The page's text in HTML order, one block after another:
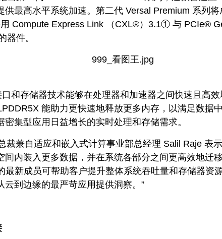
供最高水平系统加速。第二代 Versal Premium 系列将
Compute Express Link （CXL®）3.1① 与 PCIe®
器件。
和存储器技术能够在处理器和加速器之间快速且高
能助力更快速地释放更多内存，以满足数据
密集型应用日益增长的实时处理和存储需求。
裁兼自适应和嵌入式计算事业部总经理 Salil Raje 表
间内装入更多数据，并在系统各部分之间更高效地迁
最新成员可帮助客户提升整体系统吞吐量和存储器资
云到边缘的最严苛应用提供洞察。”